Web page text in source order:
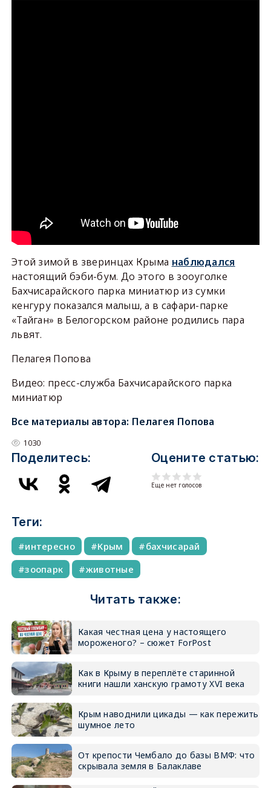
Этой зимой в зверинцах Крыма наблюдался
настоящий бэби-бум. До этого в зооуголке
Бахчисарайского парка миниатюр из сумки
кенгуру показался малыш, а в сафари-парке
«Тайган» в Белогорском районе родились пара
львят.
Пелагея Попова
Видео: пресс-служба Бахчисарайского парка
миниатюр
Все материалы автора: Пелагея Попова
1030
Поделитесь: Оцените статью:
Еще нет голосов
Теги:
интересно Крым
бахчисарай
зоопарк
животные
Читать также:
Какая честная цена у настоящего
мороженого? – сюжет ForPost
Как в Крыму в переплёте старинной
книги нашли ханскую грамоту XVI века
Крым наводнили цикады — как пережить
шумное лето
От крепости Чембало до базы ВМФ: что
скрывала земля в Балаклаве